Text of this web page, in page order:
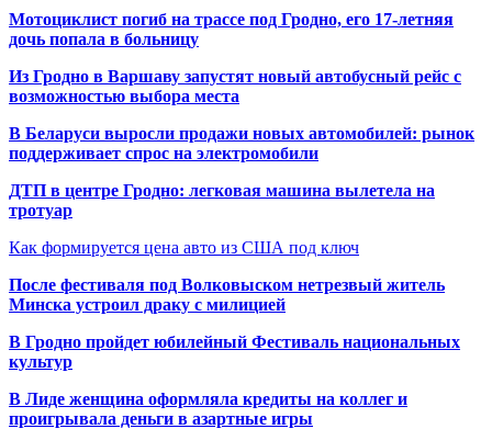
Мотоциклист погиб на трассе под Гродно, его 17-летняя
дочь попала в больницу
Из Гродно в Варшаву запустят новый автобусный рейс с
возможностью выбора места
В Беларуси выросли продажи новых автомобилей: рынок
поддерживает спрос на электромобили
ДТП в центре Гродно: легковая машина вылетела на
тротуар
Как формируется цена авто из США под ключ
После фестиваля под Волковыском нетрезвый житель
Минска устроил драку с милицией
В Гродно пройдет юбилейный Фестиваль национальных
культур
В Лиде женщина оформляла кредиты на коллег и
проигрывала деньги в азартные игры